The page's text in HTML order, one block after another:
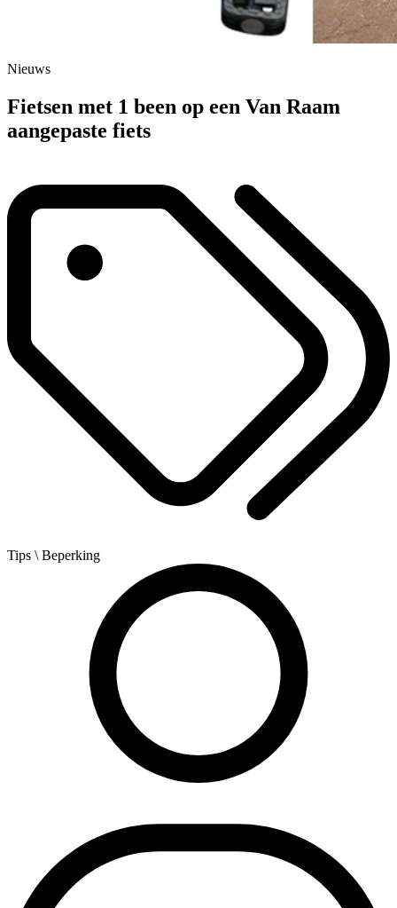
Nieuws
Fietsen met 1 been op een Van Raam
aangepaste fiets
Tips \ Beperking